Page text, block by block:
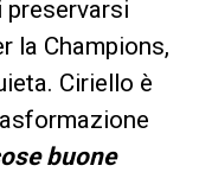
preservarsi
la Champions,
Ciriello è
buone